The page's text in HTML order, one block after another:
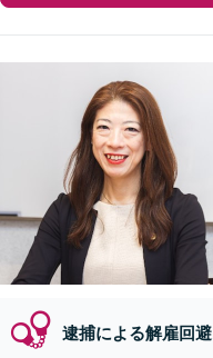
逮捕による解雇回避